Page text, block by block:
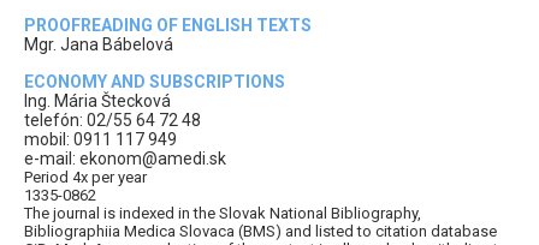
PROOFREADING OF ENGLISH TEXTS
Mgr. Jana Bábelová
ECONOMY AND SUBSCRIPTIONS
Ing. Mária Štecková
telefón: 02/55 64 72 48
mobil: 0911 117 949
e-mail: ekonom@amedi.sk
Period 4x per year
1335-0862
The journal is indexed in the Slovak National Bibliography,
Bibliographiia Medica Slovaca (BMS) and listed to citation database